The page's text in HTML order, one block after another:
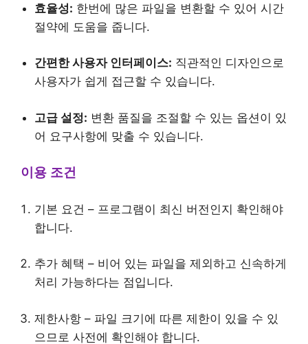
효율성: 한번에 많은 파일을 변환할 수 있어 시간
절약에 도움을 줍니다.
간편한 사용자 인터페이스: 직관적인 디자인으로
사용자가 쉽게 접근할 수 있습니다.
고급 설정: 변환 품질을 조절할 수 있는 옵션이 있
어 요구사항에 맞출 수 있습니다.
이용 조건
기본 요건 – 프로그램이 최신 버전인지 확인해야
합니다.
추가 혜택 – 비어 있는 파일을 제외하고 신속하게
처리 가능하다는 점입니다.
제한사항 – 파일 크기에 따른 제한이 있을 수 있
으므로 사전에 확인해야 합니다.